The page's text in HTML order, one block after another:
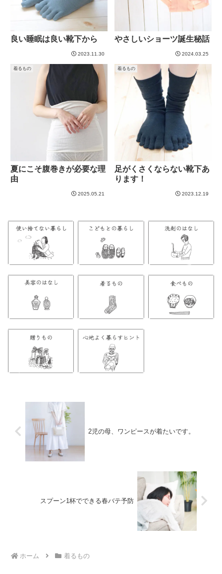
良い睡眠は良い靴下から
2023.11.30
やさしいショーツ誕生秘話
2024.03.25
着るもの
夏にこそ腹巻きが必要な理
由
2025.05.21
着るもの
足がくさくならない靴下あ
ります！
2023.12.19
2児の母、ワンピースが着たいです。
スプーン1杯でできる春バテ予防
ホーム 着るもの